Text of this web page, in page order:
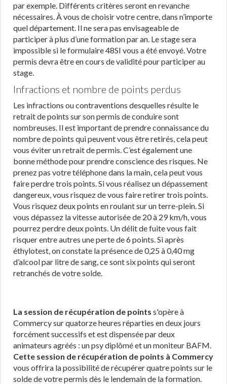
par exemple. Différents critères seront en revanche
nécessaires. À vous de choisir votre centre, dans n’importe
quel département. Il ne sera pas envisageable de
participer à plus d’une formation par an. Le stage sera
impossible si le formulaire 48SI vous a été envoyé. Votre
permis devra être en cours de validité pour participer au
stage.
Infractions et nombre de points perdus
Les infractions ou contraventions desquelles résulte le
retrait de points sur son permis de conduire sont
nombreuses. Il est important de prendre connaissance du
nombre de points qui peuvent vous être retirés, cela peut
vous éviter un retrait de permis. C’est également une
bonne méthode pour prendre conscience des risques. Ne
prenez pas votre téléphone dans la main, cela peut vous
faire perdre trois points. Si vous réalisez un dépassement
dangereux, vous risquez de vous faire retirer trois points.
Vous risquez deux points en roulant sur un terre-plein. Si
vous dépassez la vitesse autorisée de 20 à 29 km/h, vous
pourrez perdre deux points. Un délit de fuite vous fait
risquer entre autres une perte de 6 points. Si après
éthylotest, on constate la présence de 0,25 à 0,40 mg
d’alcool par litre de sang, ce sont six points qui seront
retranchés de votre solde.
La session de récupération de points s'opère à
Commercy sur quatorze heures réparties en deux jours
forcément successifs et est dispensée par deux
animateurs agréés : un psy diplômé et un moniteur BAFM.
Cette session de récupération de points à Commercy
vous offrira la possibilité de récupérer quatre points sur le
solde de votre permis dès le lendemain de la formation.